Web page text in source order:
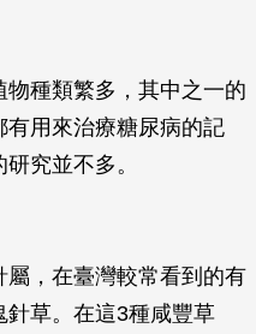
種類繁多，其中之一的
有用來治療糖尿病的記
究並不多。
，在臺灣較常看到的有
針草。在這3種咸豐草